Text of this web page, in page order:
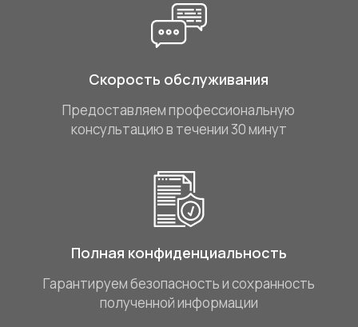
Скорость обслуживания
Предоставляем профессиональную
консультацию в течении 30 минут
Полная конфиденциальность
Гарантируем безопасность и сохранность
полученной информации